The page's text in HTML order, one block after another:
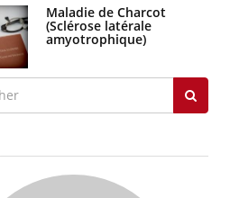
Maladie de Charcot
(Sclérose latérale
amyotrophique)